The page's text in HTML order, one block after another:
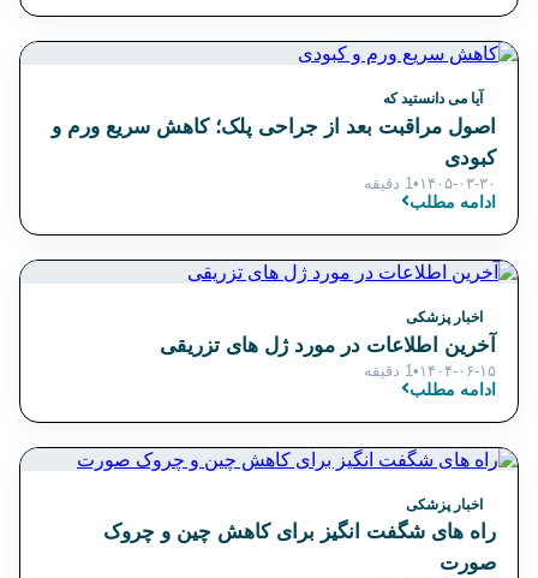
آیا می دانستید که
اصول مراقبت بعد از جراحی پلک؛ کاهش سریع ورم و
کبودی
۱۴۰۵-۰۳-۳۰ •1 دقیقه
ادامه مطلب
اخبار پزشکی
آخرین اطلاعات در مورد ژل های تزریقی
۱۴۰۴-۰۶-۱۵ •1 دقیقه
ادامه مطلب
اخبار پزشکی
راه های شگفت انگیز برای کاهش چین و چروک
صورت